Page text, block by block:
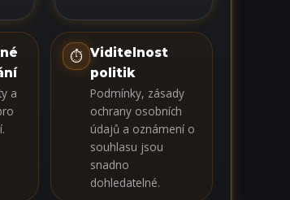
a
⏱ Viditelnost
politik
Podmínky, zásady
ochrany osobních
údajů a oznámení o
souhlasu jsou
snadno
dohledatelné.